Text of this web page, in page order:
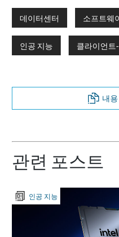
데이터센터 소프트웨
인공 지능 클라이언트
내
관련 포스트
인공 지능